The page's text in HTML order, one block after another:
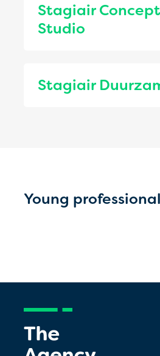
Stagiair
Studio
Stagiair
Young professional